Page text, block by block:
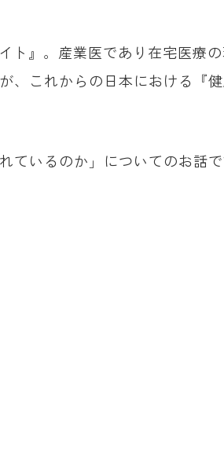
』。産業医であり在宅医療の
が、これからの日本における『
ているのか」についてのお話で